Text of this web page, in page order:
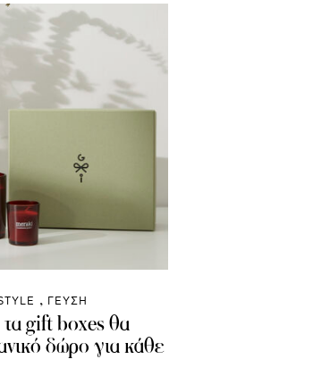
ΓΕΥΣΗ
gift boxes θα
δώρο για κάθε